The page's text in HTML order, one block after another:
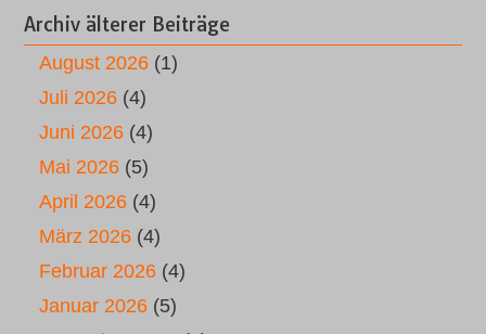
Archiv älterer Beiträge
August 2026 (1)
Juli 2026 (4)
Juni 2026 (4)
Mai 2026 (5)
April 2026 (4)
März 2026 (4)
Februar 2026 (4)
Januar 2026 (5)